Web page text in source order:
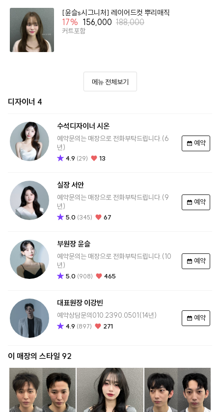
[윤슬s시그니처] 레이어드컷 뿌리매직
17% 156,000 188,000
커트포함
메뉴 전체보기
디자이너 4
수석디자이너 시온
예약문의는 매장으로 전화부탁드립니다.(6
년)
4.9 (29) 13
예약
실장서안
예약문의는 매장으로 전화부탁드립니다.(9
년)
5.0 (345) 67
예약
부원장 윤슬
예약문의는 매장으로 전화부탁드립니다.(10
년)
5.0 (908) 465
예약
대표원장 이강빈
예약상담문의010.2390.0501(14년)
4.9 (897) 271
예약
이 매장의 스타일 92